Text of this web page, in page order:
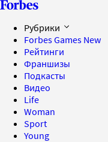
Рубрики
Forbes Games New
Рейтинги
Франшизы
Подкасты
Видео
Life
Woman
Sport
Young